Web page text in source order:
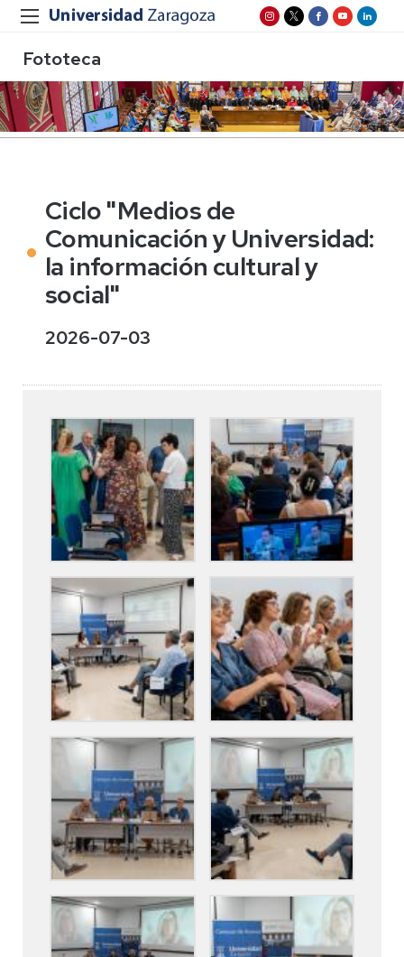
Fototeca
Ciclo "Medios de
Comunicación y Universidad:
la información cultural y
social"
2026-07-03